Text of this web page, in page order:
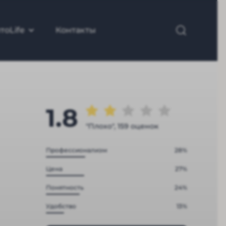
Контакты
1.8 "Плохо", 159 оценок
Профессионализм 28%
Цена 27%
Понятность 24%
Удобство 13%